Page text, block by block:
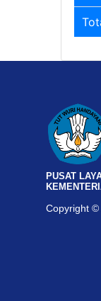
PUSAT
Copyright ©